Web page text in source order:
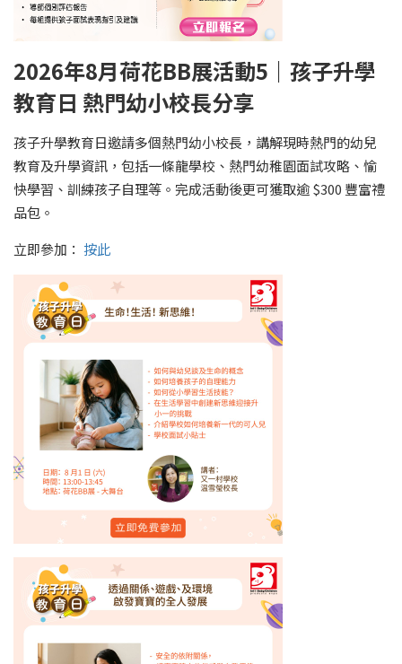
2026年8月荷花BB展活動5｜孩子升學
教育日 熱門幼小校長分享
孩子升學教育日邀請多個熱門幼小校長，講解現時熱門的幼兒
教育及升學資訊，包括一條龍學校、熱門幼稚園面試攻略、愉
快學習、訓練孩子自理等。完成活動後更可獲取逾 $300 豐富禮
品包。
立即參加： 按此